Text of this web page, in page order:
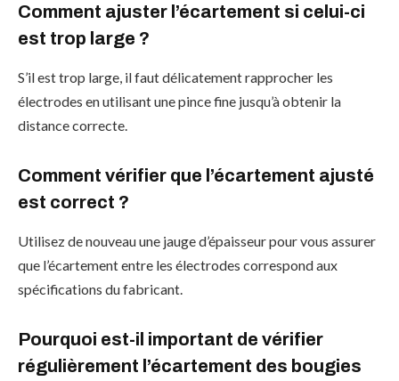
Comment ajuster l’écartement si celui-ci
est trop large ?
S’il est trop large, il faut délicatement rapprocher les
électrodes en utilisant une pince fine jusqu’à obtenir la
distance correcte.
Comment vérifier que l’écartement ajusté
est correct ?
Utilisez de nouveau une jauge d’épaisseur pour vous assurer
que l’écartement entre les électrodes correspond aux
spécifications du fabricant.
Pourquoi est-il important de vérifier
régulièrement l’écartement des bougies